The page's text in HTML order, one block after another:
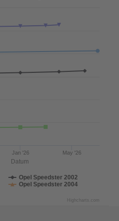
Datum
Opel Speedster 2002
Opel Speedster 2004
Jan '26 May '26
Highcharts.com